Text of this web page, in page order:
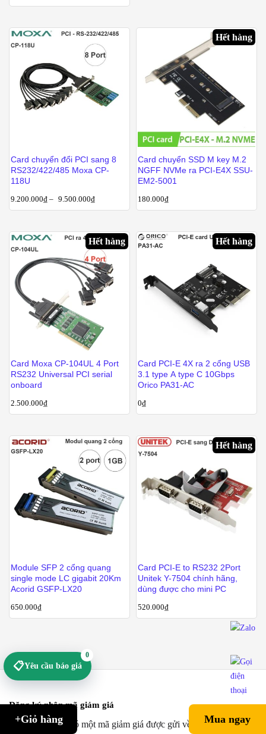
+Giỏ hàng Mua ngay
Card chuyển đổi PCI sang 8
RS232/422/485 Moxa CP-
118U
9.200.000₫ – 9.500.000₫
Hết hàng
Card chuyển SSD M key M.2
NGFF NVMe ra PCI-E4X SSU-
EM2-5001
180.000₫
Hết hàng
Card Moxa CP-104UL 4 Port
RS232 Universal PCI serial
onboard
2.500.000₫
Hết hàng
Card PCI-E 4X ra 2 cổng USB
3.1 type A type C 10Gbps
Orico PA31-AC
0₫
Module SFP 2 cổng quang
single mode LC gigabit 20Km
Acorid GSFP-LX20
650.000₫
Hết hàng
Card PCI-E to RS232 2Port
Unitek Y-7504 chính hãng,
dùng được cho mini PC
520.000₫
Đăng ký nhận mã giảm giá
Ngay lập tức sẽ có một mã giảm giá được gửi về Email của bạn.
📋Yêu cầu báo giá
0